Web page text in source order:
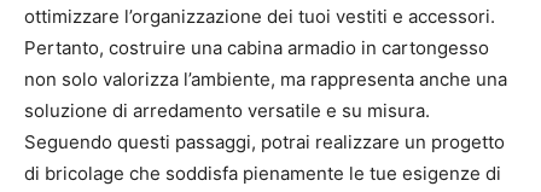
ottimizzare l’organizzazione dei tuoi vestiti e accessori.
Pertanto, costruire una cabina armadio in cartongesso
non solo valorizza l’ambiente, ma rappresenta anche una
soluzione di arredamento versatile e su misura.
Seguendo questi passaggi, potrai realizzare un progetto
di bricolage che soddisfa pienamente le tue esigenze di